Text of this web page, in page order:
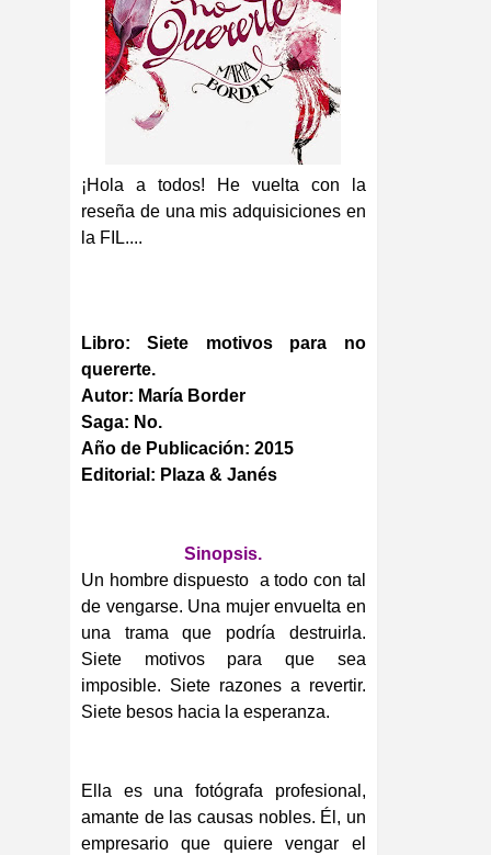
¡Hola a todos! He vuelta con la
reseña de una mis adquisiciones en
la FIL....
Libro: Siete motivos para no
quererte.
Autor: María Border
Saga: No.
Año de Publicación: 2015
Editorial: Plaza & Janés
Sinopsis.
Un hombre dispuesto a todo con tal
de vengarse. Una mujer envuelta en
una trama que podría destruirla.
Siete motivos para que sea
imposible. Siete razones a revertir.
Siete besos hacia la esperanza.
Ella es una fotógrafa profesional,
amante de las causas nobles. Él, un
empresario que quiere vengar el